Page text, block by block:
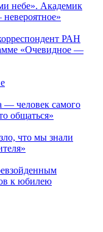
небе». Академик
РАН
«Очевидное —
— человек самого
общаться»
что мы знали
к юбилею